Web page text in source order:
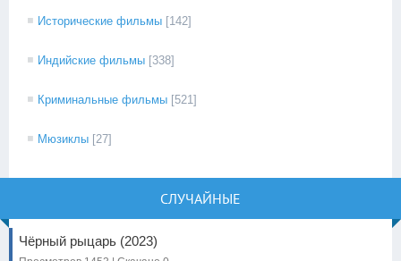
Исторические фильмы [142]
Индийские фильмы [338]
Криминальные фильмы [521]
Мюзиклы [27]
СЛУЧАЙНЫЕ
Чёрный рыцарь (2023)